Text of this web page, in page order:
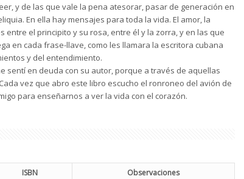
y de las que vale la pena atesorar, pasar de generación en
En ella hay mensajes para toda la vida. El amor, la
el principito y su rosa, entre él y la zorra, y en las que
en cada frase-llave, como les llamara la escritora cubana
y del entendimiento.
sentí en deuda con su autor, porque a través de aquellas
vez que abro este libro escucho el ronroneo del avión de
para enseñarnos a ver la vida con el corazón.
ISBN Observaciones